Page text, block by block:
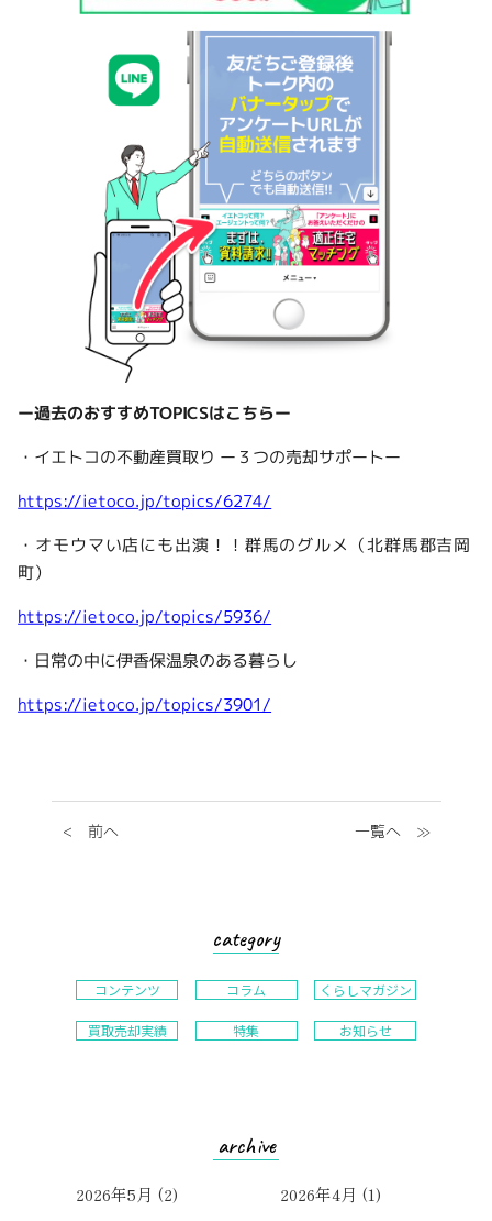
ー過去のおすすめTOPICSはこちらー
・イエトコの不動産買取り ー３つの売却サポートー
https://ietoco.jp/topics/6274/
・オモウマい店にも出演！！群馬のグルメ（北群馬郡吉岡
町）
https://ietoco.jp/topics/5936/
・日常の中に伊香保温泉のある暮らし
https://ietoco.jp/topics/3901/
前へ 一覧へ
category
コンテンツ コラム くらしマガジン
買取売却実績 特集 お知らせ
archive
2026年5月 (2) 2026年4月 (1)